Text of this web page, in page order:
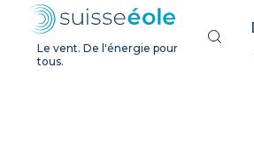
Le vent. De l'énergie pour
tous.